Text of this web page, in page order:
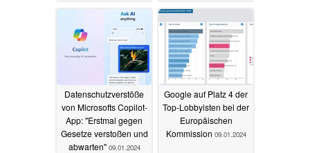
12.01.2024 10.01.2024
Datenschutzverstöße
von Microsofts Copilot-
App: "Erstmal gegen
Gesetze verstoßen und
abwarten" 09.01.2024
Google auf Platz 4 der
Top-Lobbyisten bei der
Europäischen
Kommission 09.01.2024